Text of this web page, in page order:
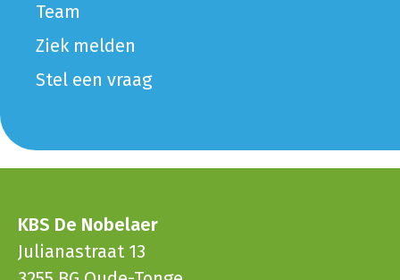
Team
Ziek melden
Stel een vraag
KBS De Nobelaer
Julianastraat 13